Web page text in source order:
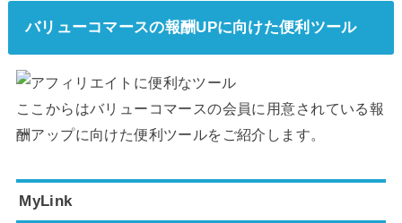
バリューコマースの報酬UPに向けた便利ツール
ここからはバリューコマースの会員に用意されている報
酬アップに向けた便利ツールをご紹介します。
MyLink